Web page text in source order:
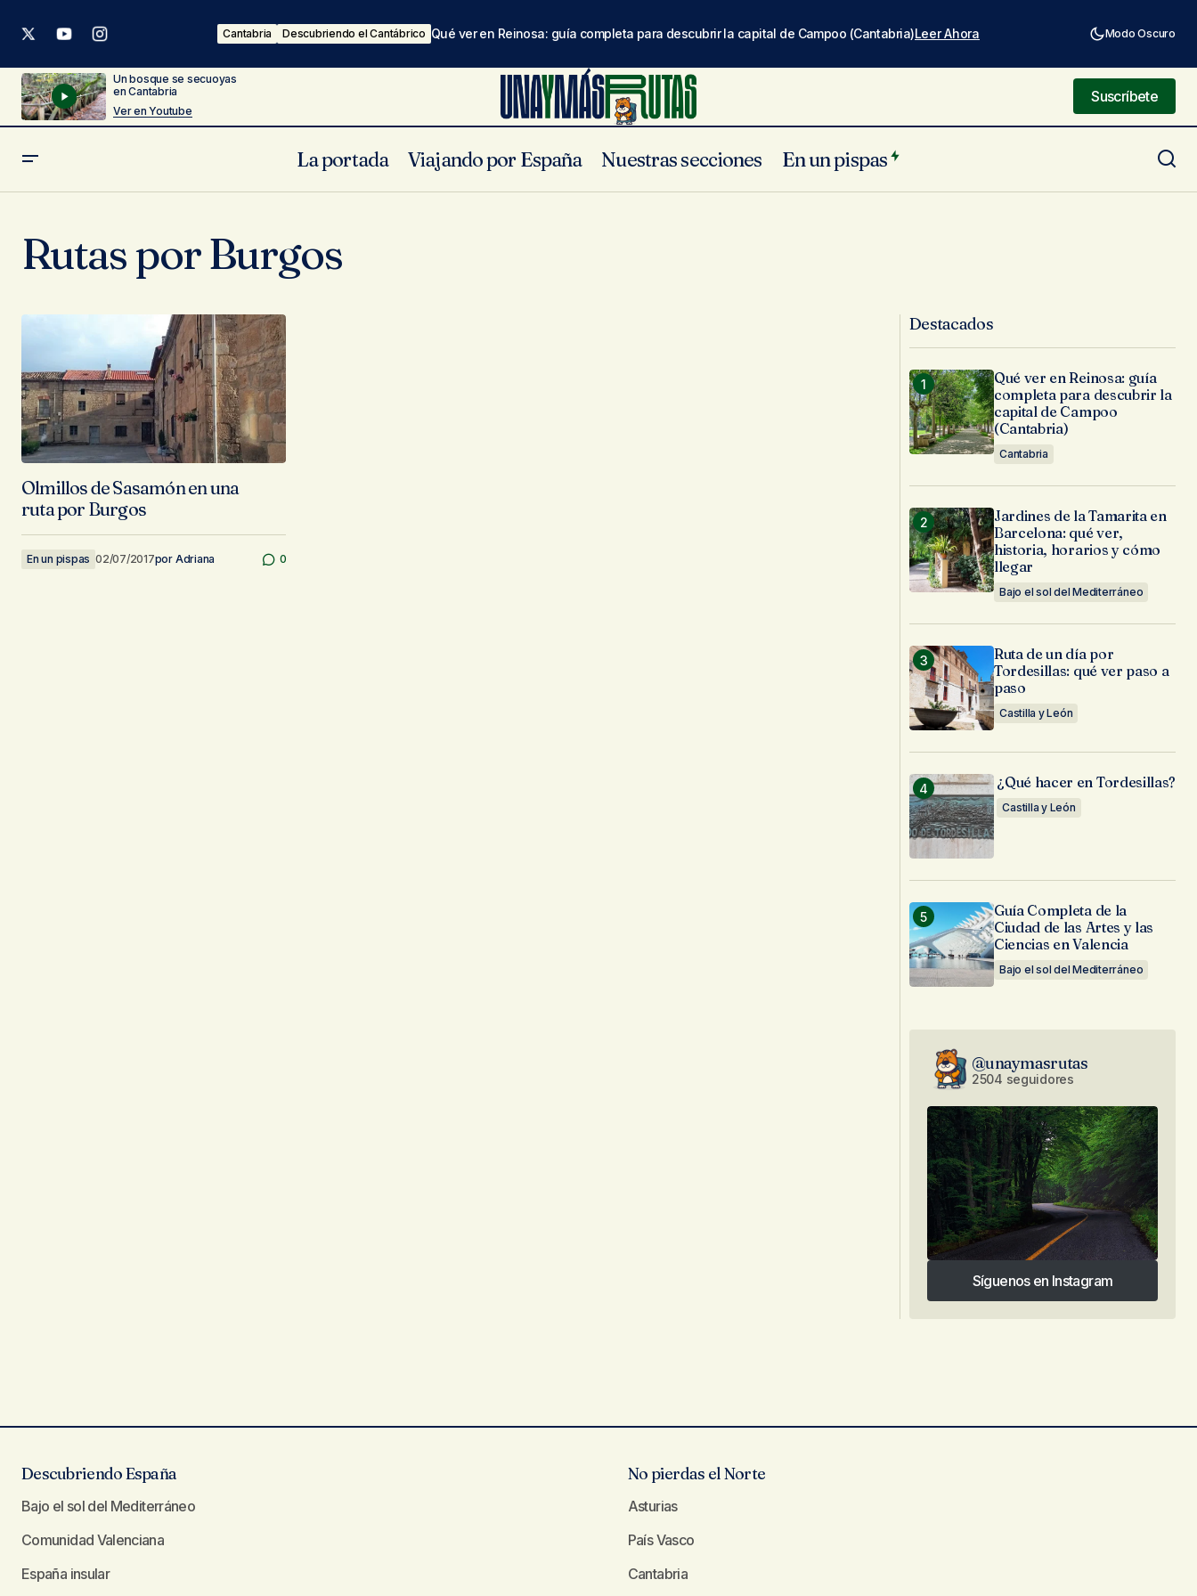
Cantabria Descubriendo el Cantábrico Qué ver en Reinosa: guía completa para descubrir la capital de Campoo (Cantabria)Leer Ahora Modo Oscuro
Un bosque se secuoyas
en Cantabria
Ver en Youtube
Suscríbete
Suscríbete
La portada Viajando por España Nuestras secciones En un pispas
Rutas por Burgos
Olmillos de Sasamón en una
ruta por Burgos
En un pispas 02/07/2017por Adriana 0
Destacados
Qué ver en Reinosa: guía
completa para descubrir la
capital de Campoo
(Cantabria)
Cantabria
Jardines de la Tamarita en
Barcelona: qué ver,
historia, horarios y cómo
llegar
Bajo el sol del Mediterráneo
Ruta de un día por
Tordesillas: qué ver paso a
paso
Castilla y León
¿Qué hacer en Tordesillas?
Castilla y León
Guía Completa de la
Ciudad de las Artes y las
Ciencias en Valencia
Bajo el sol del Mediterráneo
@unaymasrutas
2504 seguidores
Síguenos en Instagram
Síguenos en Instagram
Descubriendo España
Bajo el sol del Mediterráneo
Comunidad Valenciana
España insular
No pierdas el Norte
Asturias
País Vasco
Cantabria